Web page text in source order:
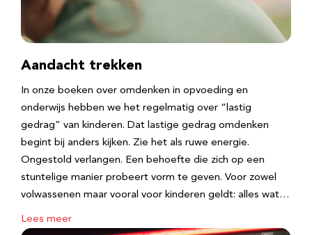
Aandacht trekken
In onze boeken over omdenken in opvoeding en
onderwijs hebben we het regelmatig over “lastig
gedrag” van kinderen. Dat lastige gedrag omdenken
begint bij anders kijken. Zie het als ruwe energie.
Ongestold verlangen. Een behoefte die zich op een
stuntelige manier probeert vorm te geven. Voor zowel
volwassenen maar vooral voor kinderen geldt: alles wat…
Lees meer